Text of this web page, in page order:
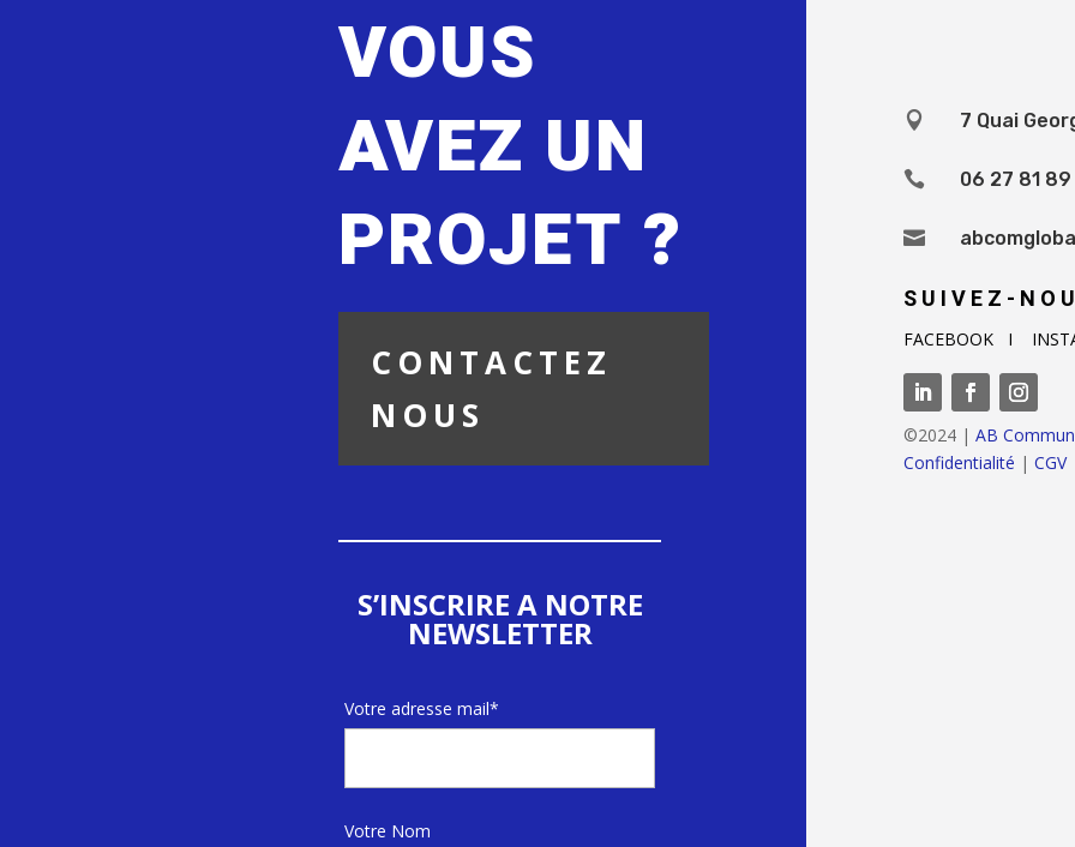
VOUS
AVEZ UN
PROJET ?
CONTACTEZ
NOUS
S’INSCRIRE A NOTRE
NEWSLETTER
Votre adresse mail*
Votre Nom
 7 Quai
 06 27 81

SUIVEZ-
FACEBOOK I
©2024 | AB
Confidentialité | CGV